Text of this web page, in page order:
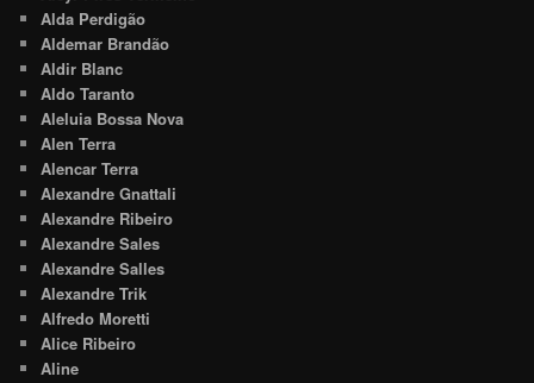
Alda Perdigão
Aldemar Brandão
Aldir Blanc
Aldo Taranto
Aleluia Bossa Nova
Alen Terra
Alencar Terra
Alexandre Gnattali
Alexandre Ribeiro
Alexandre Sales
Alexandre Salles
Alexandre Trik
Alfredo Moretti
Alice Ribeiro
Aline